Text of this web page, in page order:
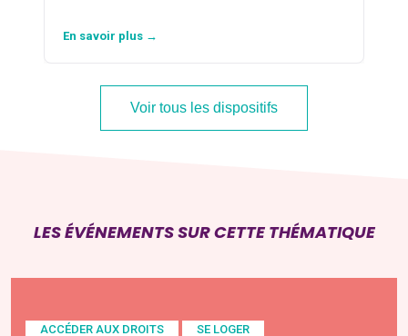
En savoir plus →
Voir tous les dispositifs
LES ÉVÉNEMENTS SUR CETTE THÉMATIQUE
ACCÉDER AUX DROITS SE LOGER